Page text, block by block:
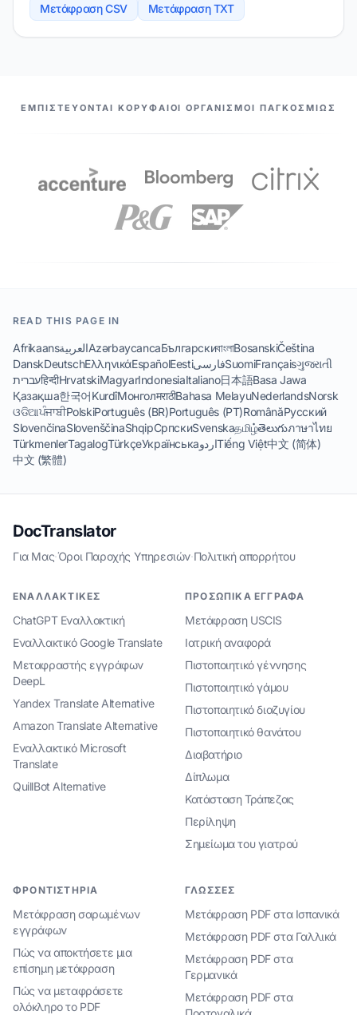
Μετάφραση CSV
Μετάφραση TXT
ΟΙ ΣΥΝΕΡΓΆΤΕΣ ΜΑΣ
ΕΜΠΙΣΤΕΎΟΝΤΑΙ ΚΟΡΥΦΑΊΟΙ ΟΡΓΑΝΙΣΜΟΊ ΠΑΓΚΟΣΜΊΩΣ
READ THIS PAGE IN
AfrikaansالعربيةAzərbaycancaБългарскиবাংলাBosanskiČeština
DanskDeutschΕλληνικάEspañolEestiفارسیSuomiFrançaisગુજરાતી
עבריתहिन्दीHrvatskiMagyarIndonesiaItaliano日本語Basa Jawa
Қазақша한국어KurdîМонголमराठीBahasa MelayuNederlandsNorsk
ଓଡିଆਪੰਜਾਬੀPolskiPortuguês (BR)Português (PT)RomânăРусский
SlovenčinaSlovenščinaShqipСрпскиSvenskaதமிழ்తెలుగుภาษาไทย
TürkmenlerTagalogTürkçeУкраїнськаاردوTiếng Việt中文 (简体)
中文 (繁體)
DocTranslator
Για Μας·Όροι Παροχής Υπηρεσιών·Πολιτική απορρήτου
ΕΝΑΛΛΑΚΤΙΚΈΣ
ChatGPT Εναλλακτική
Εναλλακτικό Google Translate
Μεταφραστής εγγράφων
DeepL
Yandex Translate Alternative
Amazon Translate Alternative
Εναλλακτικό Microsoft
Translate
QuillBot Alternative
ΠΡΟΣΩΠΙΚΆ ΈΓΓΡΑΦΑ
Μετάφραση USCIS
Ιατρική αναφορά
Πιστοποιητικό γέννησης
Πιστοποιητικό γάμου
Πιστοποιητικό διαζυγίου
Πιστοποιητικό θανάτου
Διαβατήριο
Δίπλωμα
Κατάσταση Τράπεζας
Περίληψη
Σημείωμα του γιατρού
ΦΡΟΝΤΙΣΤΉΡΙΑ
Μετάφραση σαρωμένων
εγγράφων
Πώς να αποκτήσετε μια
επίσημη μετάφραση
Πώς να μεταφράσετε
ολόκληρο το PDF
ΓΛΏΣΣΕΣ
Μετάφραση PDF στα Ισπανικά
Μετάφραση PDF στα Γαλλικά
Μετάφραση PDF στα
Γερμανικά
Μετάφραση PDF στα